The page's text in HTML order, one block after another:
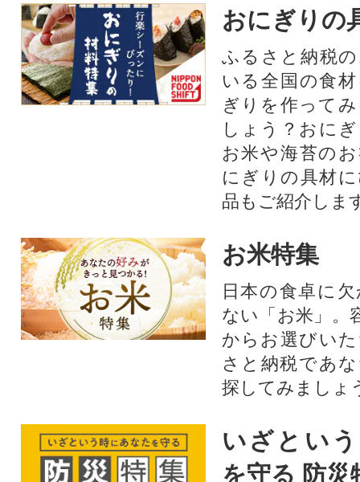
おにぎりの
ふるさと納税
いる全国の食
ぎりを作って
しょう？おに
お米や海苔の
にぎりの具材
品もご紹介しま
お米特集
日本の食卓に
ない「お米」。
からお選びい
さと納税であ
探してみましょ
いざとい
を守る 防災